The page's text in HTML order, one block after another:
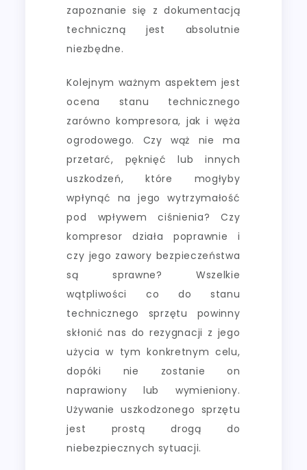
zapoznanie się z dokumentacją
techniczną jest absolutnie
niezbędne.
Kolejnym ważnym aspektem jest
ocena stanu technicznego
zarówno kompresora, jak i węża
ogrodowego. Czy wąż nie ma
przetarć, pęknięć lub innych
uszkodzeń, które mogłyby
wpłynąć na jego wytrzymałość
pod wpływem ciśnienia? Czy
kompresor działa poprawnie i
czy jego zawory bezpieczeństwa
są sprawne? Wszelkie
wątpliwości co do stanu
technicznego sprzętu powinny
skłonić nas do rezygnacji z jego
użycia w tym konkretnym celu,
dopóki nie zostanie on
naprawiony lub wymieniony.
Używanie uszkodzonego sprzętu
jest prostą drogą do
niebezpiecznych sytuacji.